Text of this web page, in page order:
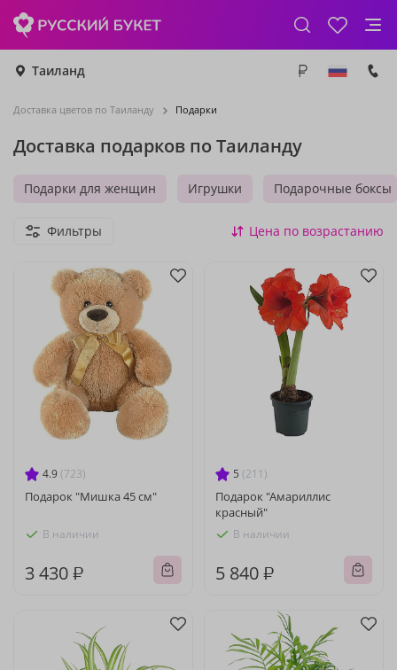
Таиланд
Доставка цветов по Таиланду Подарки
Доставка подарков по Таиланду
Подарки для женщин Игрушки Подарочные боксы
Фильтры Цена по возрастанию
4.9 (723)
Подарок "Мишка 45 см"
В наличии
3 430 ₽
5 (211)
Подарок "Амариллис
красный"
В наличии
5 840 ₽